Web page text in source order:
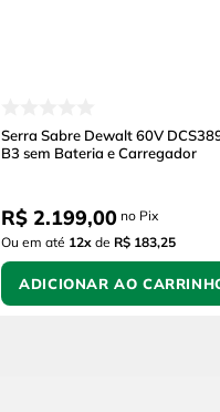
Serra Sabre Dewalt 60V
B3 sem Bateria e Carregador
R$ 2.199,00 no Pix
Ou em até 12x de R$ 183,25
ADICIONAR AO